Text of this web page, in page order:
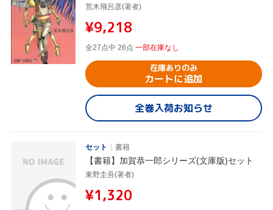
荒木飛呂彦(著者)
¥9,218
全27点中 26点 一部在庫なし
在庫ありのみ
カートに追加
全巻入荷お知らせ
セット 書籍
【書籍】加賀恭一郎シリーズ(文庫版)セット
東野圭吾(著者)
¥1,320